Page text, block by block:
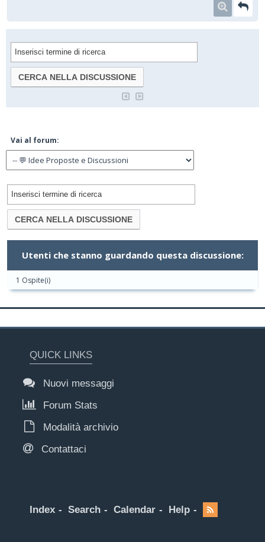
Vai al forum:
Utenti che stanno guardando questa discussione:
1 Ospite(i)
QUICK LINKS
Nuovi messaggi
Forum Stats
Modalità archivio
Contattaci
Index Search Calendar Help